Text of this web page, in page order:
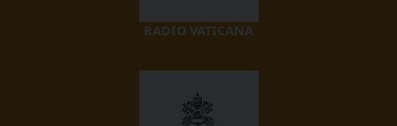
RADIO VATICANA